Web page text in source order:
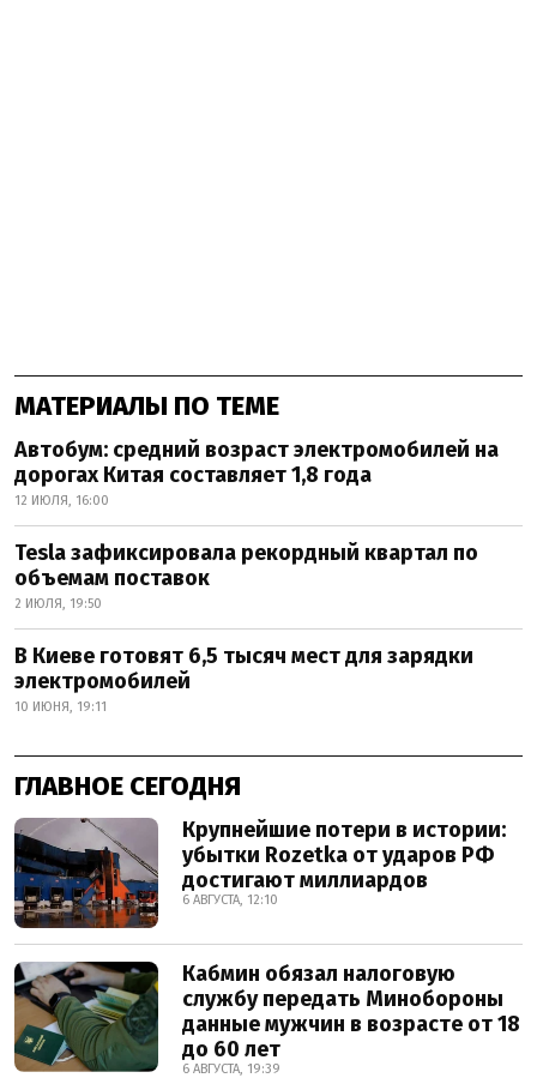
МАТЕРИАЛЫ ПО ТЕМЕ
Автобум: средний возраст электромобилей на
дорогах Китая составляет 1,8 года
12 ИЮЛЯ, 16:00
Tesla зафиксировала рекордный квартал по
объемам поставок
2 ИЮЛЯ, 19:50
В Киеве готовят 6,5 тысяч мест для зарядки
электромобилей
10 ИЮНЯ, 19:11
ГЛАВНОЕ СЕГОДНЯ
Крупнейшие потери в истории:
убытки Rozetka от ударов РФ
достигают миллиардов
6 АВГУСТА, 12:10
Кабмин обязал налоговую
службу передать Минобороны
данные мужчин в возрасте от 18
до 60 лет
6 АВГУСТА, 19:39